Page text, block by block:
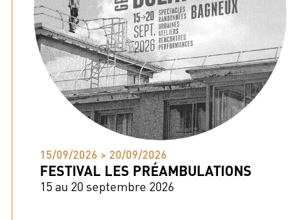
15/09/2026 > 20/09/2026
FESTIVAL LES PRÉAMBULATIONS
15 au 20 septembre 2026